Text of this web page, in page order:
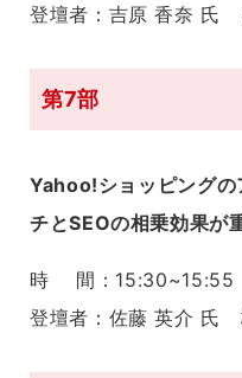
登壇者：吉原 香奈 氏
第7部
Yahoo!ショッピングの
チとSEOの相乗効果が
時 間：15:30~15:55
登壇者：佐藤 英介 氏